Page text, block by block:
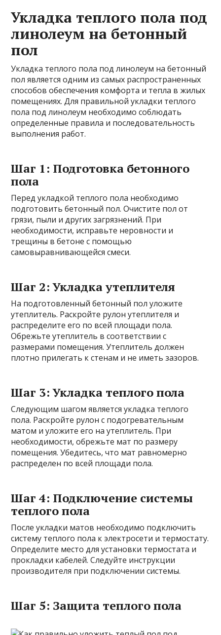
Укладка теплого пола под
линолеум на бетонный
пол
Укладка теплого пола под линолеум на бетонный
пол является одним из самых распространенных
способов обеспечения комфорта и тепла в жилых
помещениях. Для правильной укладки теплого
пола под линолеум необходимо соблюдать
определенные правила и последовательность
выполнения работ.
Шаг 1: Подготовка бетонного
пола
Перед укладкой теплого пола необходимо
подготовить бетонный пол. Очистите пол от
грязи, пыли и других загрязнений. При
необходимости, исправьте неровности и
трещины в бетоне с помощью
самовыравнивающейся смеси.
Шаг 2: Укладка утеплителя
На подготовленный бетонный пол уложите
утеплитель. Раскройте рулон утеплителя и
распределите его по всей площади пола.
Обрежьте утеплитель в соответствии с
размерами помещения. Утеплитель должен
плотно прилегать к стенам и не иметь зазоров.
Шаг 3: Укладка теплого пола
Следующим шагом является укладка теплого
пола. Раскройте рулон с подогревательным
матом и уложите его на утеплитель. При
необходимости, обрежьте мат по размеру
помещения. Убедитесь, что мат равномерно
распределен по всей площади пола.
Шаг 4: Подключение системы
теплого пола
После укладки матов необходимо подключить
систему теплого пола к электросети и термостату.
Определите место для установки термостата и
прокладки кабелей. Следуйте инструкции
производителя при подключении системы.
Шаг 5: Защита теплого пола